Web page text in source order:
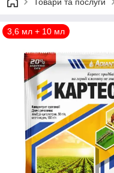
3,6 мл + 10 мл